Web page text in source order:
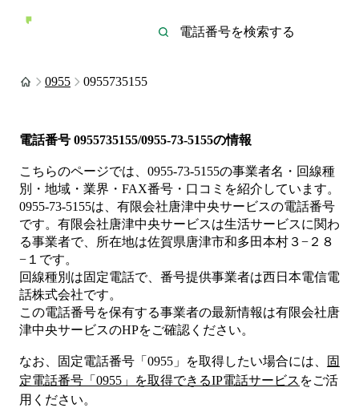
0955 0955735155
電話番号 0955735155/0955-73-5155の情報
こちらのページでは、 0955-73-5155の事業者名・回線種
別・地域・業界・FAX番号・口コミを紹介しています。
0955-73-5155は、 有限会社唐津中央サービスの電話番号
です。 有限会社唐津中央サービスは生活サービスに関わ
る事業者で、所在地は佐賀県唐津市和多田本村３−２８
−１ です。
回線種別は固定電話で、番号提供事業者は西日本電信電
話株式会社です。
この電話番号を保有する事業者の最新情報は有限会社唐
津中央サービスのHPをご確認ください。
なお、固定電話番号「 0955 」を取得したい場合には、
固
定電話番号「 0955 」を取得できるIP電話サービス をご活
用ください。